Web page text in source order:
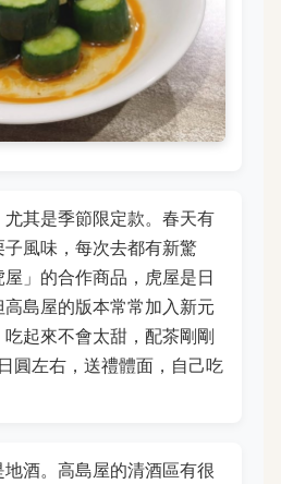
其是季節限定款。春天有
風味，每次去都有新驚
」的合作商品，虎屋是日
島屋的版本常常加入新元
起來不會太甜，配茶剛剛
圓左右，送禮體面，自己吃
酒。高島屋的清酒區有很